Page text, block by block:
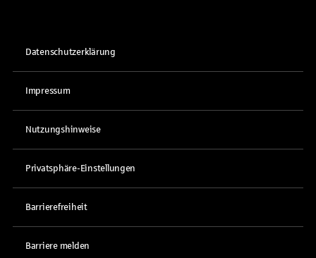
Datenschutzerklärung
Impressum
Nutzungshinweise
Privatsphäre-Einstellungen
Barrierefreiheit
Barriere melden